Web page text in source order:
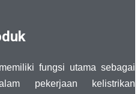
fungsi utama sebagai
pekerjaan kelistrikan